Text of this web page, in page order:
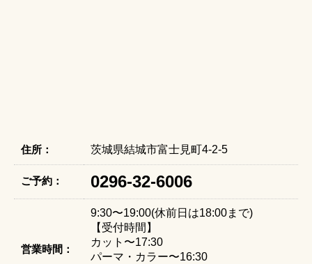
住所： 茨城県結城市富士見町4-2-5
ご予約： 0296-32-6006
営業時間：
9:30〜19:00(休前日は18:00まで)
【受付時間】
カット〜17:30
パーマ・カラー〜16:30